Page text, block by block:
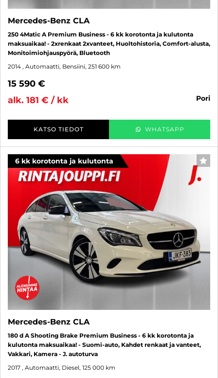
Mercedes-Benz CLA
250 4Matic A Premium Business - 6 kk korotonta ja kulutonta
maksuaikaa! - 2xrenkaat 2xvanteet, Huoltohistoria, Comfort-alusta,
Monitoimiohjauspyörä, Bluetooth
2014 , Automaatti, Bensiini, 251 600 km
15 590 €
alk. 181 € / kk
pori
KATSO TIEDOT WHATSAPP
6 kk korotonta ja kulutonta
Mercedes-Benz CLA
180 d A Shooting Brake Premium Business - 6 kk korotonta ja
kulutonta maksuaikaa! - Suomi-auto, Kahdet renkaat ja vanteet,
Vakkari, Kamera - J. autoturva
2017 , Automaatti, Diesel, 125 000 km